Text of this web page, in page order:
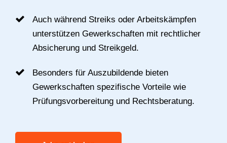
Auch während Streiks oder Arbeitskämpfen
unterstützen Gewerkschaften mit rechtlicher
Absicherung und Streikgeld.
Besonders für Auszubildende bieten
Gewerkschaften spezifische Vorteile wie
Prüfungsvorbereitung und Rechtsberatung.